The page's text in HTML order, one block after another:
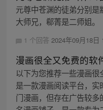
元尊中苍渊的徒弟分别
大师兄，郗菁是二师姐。
1 个回答 2024年09月18日
漫画很全又免费的软
以下为您推荐一些漫画很
是一款漫画阅读平台，
门漫画，但存在广告较